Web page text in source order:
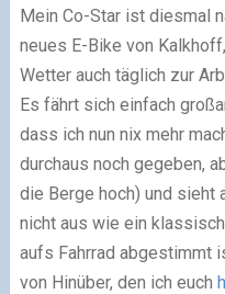
Mein Co-Star ist diesmal
neues E-Bike von
Wetter auch täglich zur
Es fährt sich einfach
dass ich nun nix mehr
durchaus noch gegeben,
die Berge hoch) und sieht
nicht aus wie ein
aufs Fahrrad abgestimmt
von Hinüber, den ich euch